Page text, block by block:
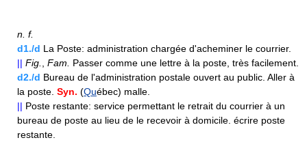
n. f.
d1./d La Poste: administration chargée d'acheminer le courrier.
|| Fig., Fam. Passer comme une lettre à la poste, très facilement.
d2./d Bureau de l'administration postale ouvert au public. Aller à
la poste. Syn. (Québec) malle.
|| Poste restante: service permettant le retrait du courrier à un
bureau de poste au lieu de le recevoir à domicile. écrire poste
restante.